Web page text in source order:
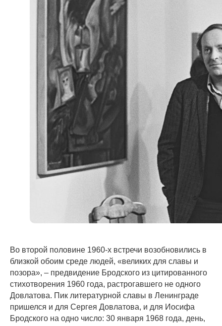
Во второй половине 1960-х встречи возобновились в
близкой обоим среде людей, «великих для славы и
позора», – ​предвидение Бродского из цитированного
стихотворения 1960 года, растрогавшего не одного
Довлатова. Пик литературной славы в Ленинграде
пришелся и для Сергея Довлатова, и для Иосифа
Бродского на одно число: 30 января 1968 года, день,